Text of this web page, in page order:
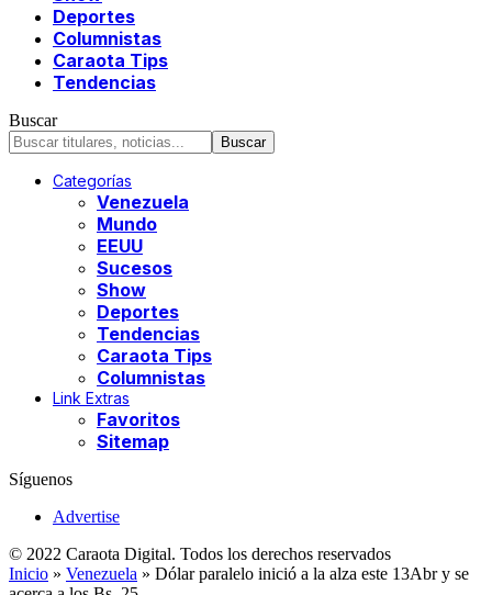
Deportes
Columnistas
Caraota Tips
Tendencias
Buscar
Categorías
Venezuela
Mundo
EEUU
Sucesos
Show
Deportes
Tendencias
Caraota Tips
Columnistas
Link Extras
Favoritos
Sitemap
Síguenos
Advertise
© 2022 Caraota Digital. Todos los derechos reservados
Inicio » Venezuela » Dólar paralelo inició a la alza este 13Abr y se